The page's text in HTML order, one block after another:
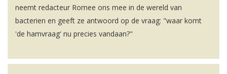
neemt redacteur Romee ons mee in de wereld van
bacterien en geeft ze antwoord op de vraag: "waar komt
'de hamvraag' nu precies vandaan?"